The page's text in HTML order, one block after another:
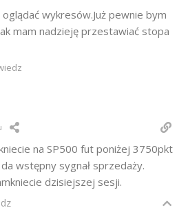
oglądać wykresów.Już pewnie bym
mam nadzieję przestawiać stopa
na SP500 fut poniżej 3750pkt
wstępny sygnał sprzedaży.
dzisiejszej sesji.